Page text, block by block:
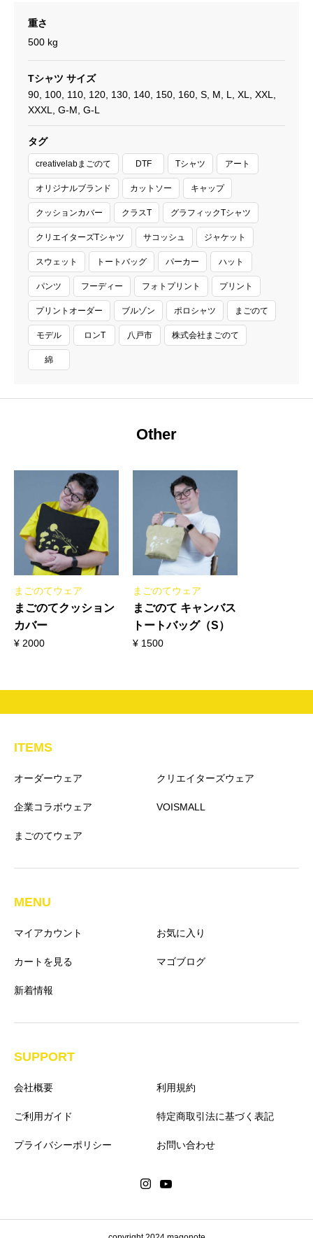
重さ
500 kg
Tシャツ サイズ
90, 100, 110, 120, 130, 140, 150, 160, S, M, L, XL, XXL,
XXXL, G-M, G-L
タグ
creativelabまごのて DTF Tシャツ アート
オリジナルブランド カットソー キャップ
クッションカバー クラスT グラフィックTシャツ
クリエイターズTシャツ サコッシュ ジャケット
スウェット トートバッグ パーカー ハット
パンツ フーディー フォトプリント プリント
プリントオーダー ブルゾン ポロシャツ まごのて
モデル ロンT 八戸市 株式会社まごのて
綿
Other
まごのてウェア
まごのてクッション
カバー
¥ 2000
まごのてウェア
まごのて キャンバス
トートバッグ（S）
¥ 1500
ITEMS
オーダーウェア クリエイターズウェア
企業コラボウェア VOISMALL
まごのてウェア
MENU
マイアカウント お気に入り
カートを見る マゴブログ
新着情報
SUPPORT
会社概要 利用規約
ご利用ガイド 特定商取引法に基づく表記
プライバシーポリシー お問い合わせ